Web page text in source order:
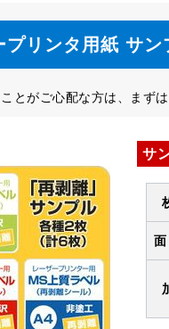
プリンタ用紙 サン
とがご心配な方は、まず
サ